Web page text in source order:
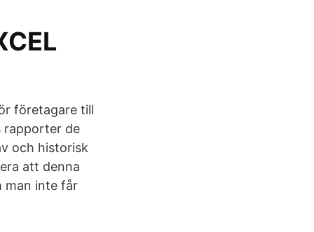
företagare till
rapporter de
och historisk
att denna
man inte får